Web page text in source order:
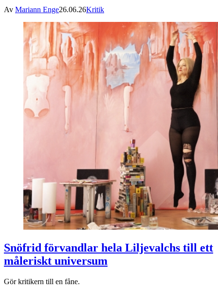
Av Mariann Enge26.06.26Kritik
Snöfrid förvandlar hela Liljevalchs till ett
måleriskt universum
Gör kritikern till en fåne.